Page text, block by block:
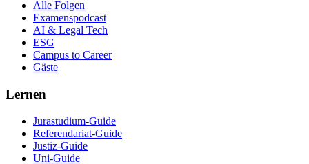
Alle Folgen
Examenspodcast
AI & Legal Tech
ESG
Campus to Career
Gäste
Lernen
Jurastudium-Guide
Referendariat-Guide
Justiz-Guide
Uni-Guide